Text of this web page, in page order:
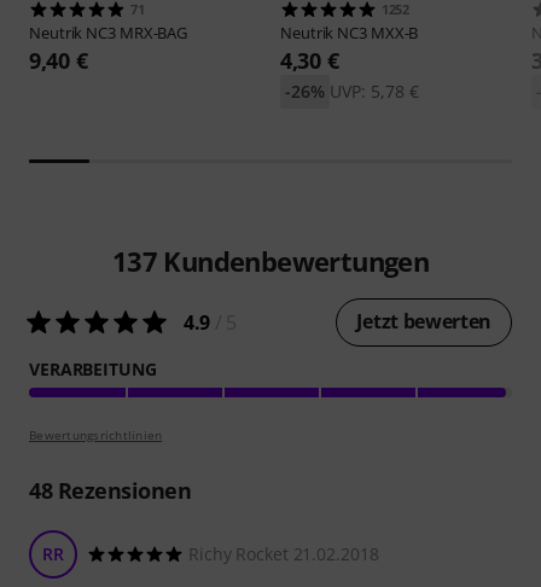
71
Neutrik NC3 MRX-BAG
9,40 €
1252
Neutrik NC3 MXX-B
4,30 €
UVP: 5,78 €
-26%
137 Kundenbewertungen
4.9 Jetzt bewerten
VERARBEITUNG
Bewertungsrichtlinien
48Rezensionen
RR Richy Rocket 21.02.2018